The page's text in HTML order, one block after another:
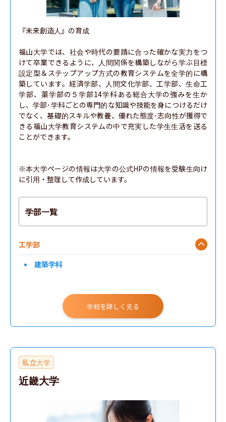
『未来創造人』の育成
福山大学では、社会や時代の要請に合った確かな実力をつ
けて卒業できるように、人間関係を構築しながら学ぶ目標
設定型＆ステップアップ方式の教育システムを全学的に構
築しています。経済学部、人間文化学部、工学部、生命工
学部、薬学部の５学部14学科ある総合大学の強みを生か
し、学部･学科ごとの専門的な知識や技能を身につけるだけ
でなく、基礎的スキルや教養、優れた態度･志向性が獲得で
きる福山大学教育システムの中で充実した学生生活を送る
ことができます。
※本大学ページの情報は大学の公式HPの情報を受験生向け
に引用・整理して作成しています。
学部一覧
工学部
建築学科
学校を詳しく見る
私立大学
近畿大学